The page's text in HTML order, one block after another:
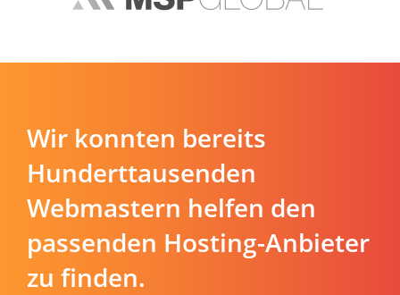
Wir konnten bereits
Hunderttausenden
Webmastern helfen den
passenden Hosting-Anbieter
zu finden.